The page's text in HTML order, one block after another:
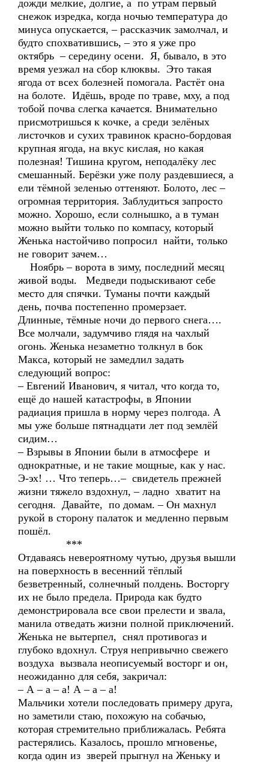
дожди мелкие, долгие, а по утрам первый
снежок изредка, когда ночью температура до
минуса опускается, – рассказчик замолчал, и
будто спохватившись, – это я уже про
октябрь – середину осени. Я, бывало, в это
время уезжал на сбор клюквы. Это такая
ягода от всех болезней помогала. Растёт она
на болоте. Идёшь, вроде по траве, мху, а под
тобой почва слегка качается. Внимательно
присмотришься к кочке, а среди зелёных
листочков и сухих травинок красно-бордовая
крупная ягода, на вкус кислая, но какая
полезная! Тишина кругом, неподалёку лес
смешанный. Берёзки уже полу раздевшиеся, а
ели тёмной зеленью оттеняют. Болото, лес –
огромная территория. Заблудиться запросто
можно. Хорошо, если солнышко, а в туман
можно выйти только по компасу, который
Женька настойчиво попросил найти, только
не говорит зачем…
Ноябрь – ворота в зиму, последний месяц
живой воды. Медведи подыскивают себе
место для спячки. Туманы почти каждый
день, почва постепенно промерзает.
Длинные, тёмные ночи до первого снега….
Все молчали, задумчиво глядя на чахлый
огонь. Женька незаметно толкнул в бок
Макса, который не замедлил задать
следующий вопрос:
– Евгений Иванович, я читал, что когда то,
ещё до нашей катастрофы, в Японии
радиация пришла в норму через полгода. А
мы уже больше пятнадцати лет под землёй
сидим…
– Взрывы в Японии были в атмосфере и
однократные, и не такие мощные, как у нас.
Э-эх! … Что теперь…– свидетель прежней
жизни тяжело вздохнул, – ладно хватит на
сегодня. Давайте, по домам. – Он махнул
рукой в сторону палаток и медленно первым
пошёл.
***
Отдаваясь невероятному чутью, друзья вышли
на поверхность в весенний тёплый
безветренный, солнечный полдень. Восторгу
их не было предела. Природа как будто
демонстрировала все свои прелести и звала,
манила отведать жизни полной приключений.
Женька не вытерпел, снял противогаз и
глубоко вдохнул. Струя непривычно свежего
воздуха вызвала неописуемый восторг и он,
неожиданно для себя, закричал:
– А – а – а! А – а – а!
Мальчики хотели последовать примеру друга,
но заметили стаю, похожую на собачью,
которая стремительно приближалась. Ребята
растерялись. Казалось, прошло мгновенье,
когда один из зверей прыгнул на Женьку и